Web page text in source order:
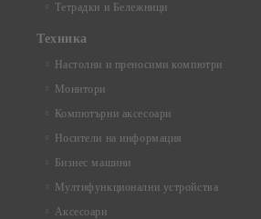
Тетрадки и Бележници
Техника
Настолни и преносими компютри
Монитори
Компютърни аксесоари
Носители на информация
Бизнес машини
Мултифункционални устройства
Аксесоари